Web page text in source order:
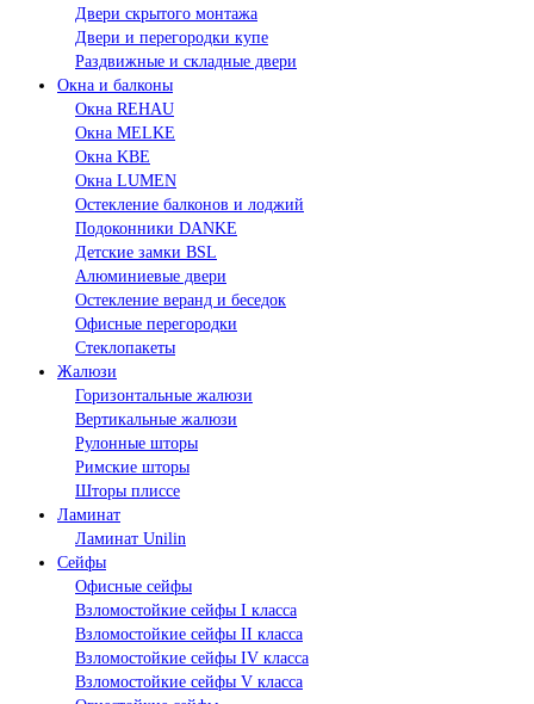
Двери скрытого монтажа
Двери и перегородки купе
Раздвижные и складные двери
Окна и балконы
Окна REHAU
Окна MELKE
Окна KBE
Окна LUMEN
Остекление балконов и лоджий
Подоконники DANKE
Детские замки BSL
Алюминиевые двери
Остекление веранд и беседок
Офисные перегородки
Стеклопакеты
Жалюзи
Горизонтальные жалюзи
Вертикальные жалюзи
Рулонные шторы
Римские шторы
Шторы плиссе
Ламинат
Ламинат Unilin
Сейфы
Офисные сейфы
Взломостойкие сейфы I класса
Взломостойкие сейфы II класса
Взломостойкие сейфы IV класса
Взломостойкие сейфы V класса